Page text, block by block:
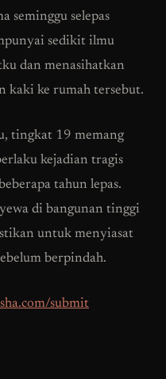
seminggu selepas
sedikit ilmu
dan menasihatkan
kaki ke rumah tersebut.
tingkat 19 memang
kejadian tragis
tahun lepas.
di bangunan tinggi
untuk menyiasat
berpindah.
submit